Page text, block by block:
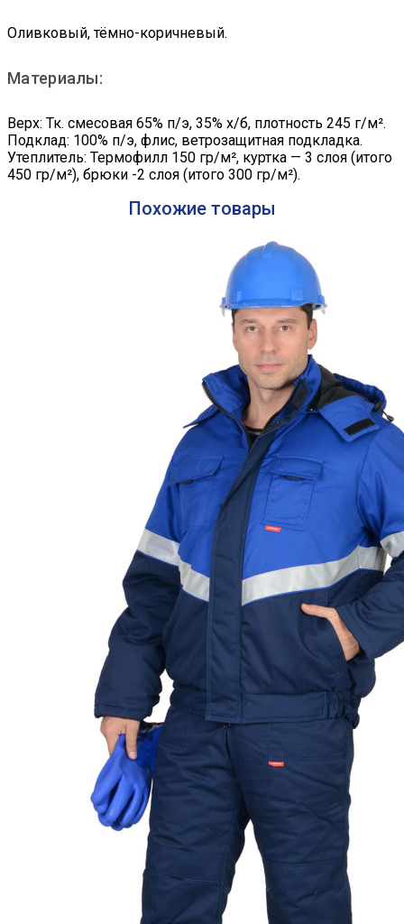
Оливковый, тёмно-коричневый.
Материалы:
Верх: Тк. смесовая 65% п/э, 35% х/б, плотность 245 г/м².
Подклад: 100% п/э, флис, ветрозащитная подкладка.
Утеплитель: Термофилл 150 гр/м², куртка — 3 слоя (итого
450 гр/м²), брюки -2 слоя (итого 300 гр/м²).
Похожие товары